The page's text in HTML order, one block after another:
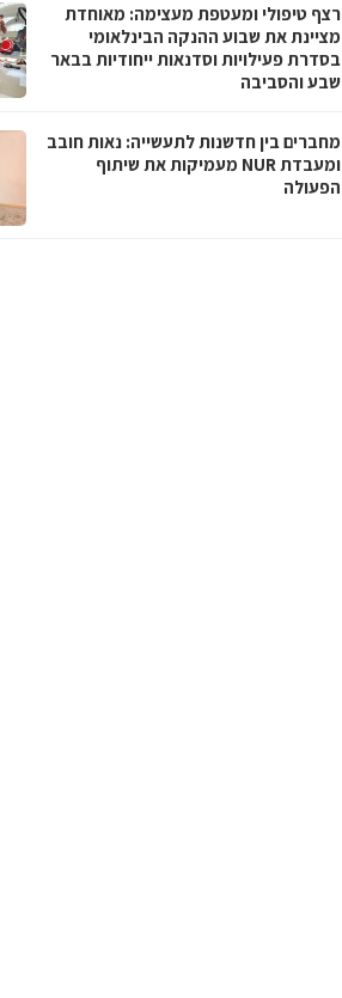
רצף טיפולי ומעטפת מעצימה: מאוחדת
מציינת את שבוע ההנקה הבינלאומי
בסדרת פעילויות וסדנאות ייחודיות בבאר
שבע והסביבה
מחברים בין חדשנות לתעשייה: נאות חובב
ומעבדת NUR מעמיקות את שיתוף
הפעולה